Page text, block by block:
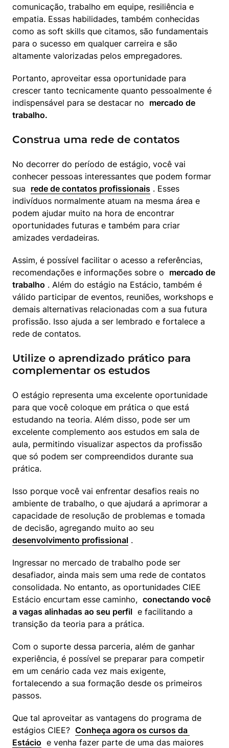
comunicação, trabalho em equipe, resiliência e
empatia. Essas habilidades, também conhecidas
como as soft skills que citamos, são fundamentais
para o sucesso em qualquer carreira e são
altamente valorizadas pelos empregadores.
Portanto, aproveitar essa oportunidade para
crescer tanto tecnicamente quanto pessoalmente é
indispensável para se destacar no mercado de
trabalho.
Construa uma rede de contatos
No decorrer do período de estágio, você vai
conhecer pessoas interessantes que podem formar
sua rede de contatos profissionais . Esses
indivíduos normalmente atuam na mesma área e
podem ajudar muito na hora de encontrar
oportunidades futuras e também para criar
amizades verdadeiras.
Assim, é possível facilitar o acesso a referências,
recomendações e informações sobre o mercado de
trabalho . Além do estágio na Estácio, também é
válido participar de eventos, reuniões, workshops e
demais alternativas relacionadas com a sua futura
profissão. Isso ajuda a ser lembrado e fortalece a
rede de contatos.
Utilize o aprendizado prático para
complementar os estudos
O estágio representa uma excelente oportunidade
para que você coloque em prática o que está
estudando na teoria. Além disso, pode ser um
excelente complemento aos estudos em sala de
aula, permitindo visualizar aspectos da profissão
que só podem ser compreendidos durante sua
prática.
Isso porque você vai enfrentar desafios reais no
ambiente de trabalho, o que ajudará a aprimorar a
capacidade de resolução de problemas e tomada
desenvolvimento profissional .
Ingressar no mercado de trabalho pode ser
desafiador, ainda mais sem uma rede de contatos
consolidada. No entanto, as oportunidades CIEE
Estácio encurtam esse caminho, conectando você
a vagas alinhadas ao seu perfil e facilitando a
transição da teoria para a prática.
Com o suporte dessa parceria, além de ganhar
experiência, é possível se preparar para competir
em um cenário cada vez mais exigente,
fortalecendo a sua formação desde os primeiros
passos.
Que tal aproveitar as vantagens do programa de
estágios CIEE? Conheça agora os cursos da
Estácio e venha fazer parte de uma das maiores